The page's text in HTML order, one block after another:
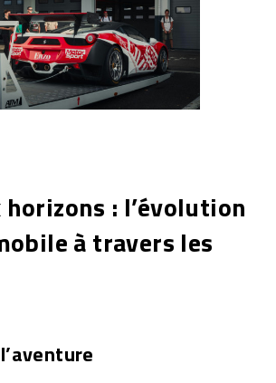
: l’évolution
à travers les